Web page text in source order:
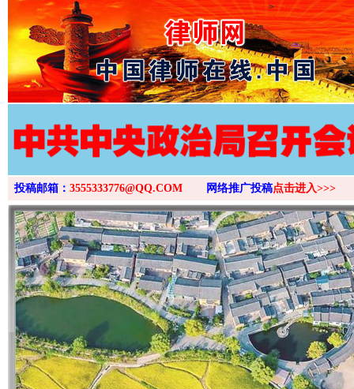
>
投稿邮箱： 3555333776@QQ.COM 网络推广投稿点击进入>>>